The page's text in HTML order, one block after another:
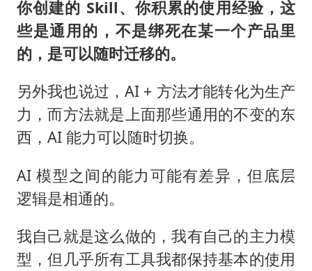
你创建的 Skill、你积累的使用经验，这
些是通用的，不是绑死在某一个产品里
的，是可以随时迁移的。
另外我也说过，AI + 方法才能转化为生产
力，而方法就是上面那些通用的不变的东
西，AI 能力可以随时切换。
AI 模型之间的能力可能有差异，但底层
逻辑是相通的。
我自己就是这么做的，我有自己的主力模
型，但几乎所有工具我都保持基本的使用